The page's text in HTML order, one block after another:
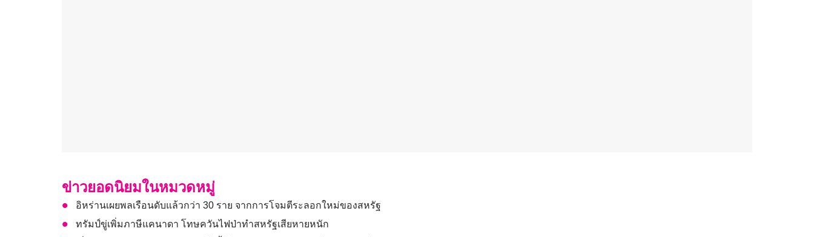
ข่าวยอดนิยมในหมวดหมู่
อิหร่านเผยพลเรือนดับแล้วกว่า 30 ราย จากการโจมตีระลอกใหม่ของสหรัฐ
ทรัมป์ขู่เพิ่มภาษีแคนาดา โทษควันไฟป่าทำสหรัฐเสียหายหนัก